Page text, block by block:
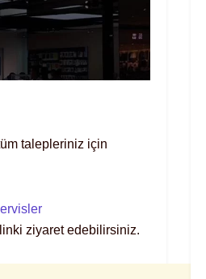
talepleriniz için
ziyaret edebilirsiniz.